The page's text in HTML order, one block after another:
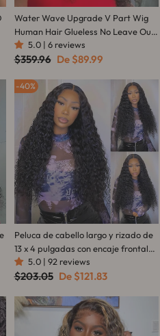
Water Wave Upgrade V Part Wig
Human Hair Glueless No Leave Out
Wig Invisible Drawstring Flash Sale-
Amanda Hair
5.0 | 6 reviews
Precio
$359.96 Precio
oferta
De $89.99
40%
Peluca de cabello largo y rizado de
13 x 4 pulgadas con encaje frontal
HD, cabello grueso y rizado,
pelucas sin pegamento, stock
5.0 | 92 reviews
Precio
$203.05 Precio
oferta
De $121.83